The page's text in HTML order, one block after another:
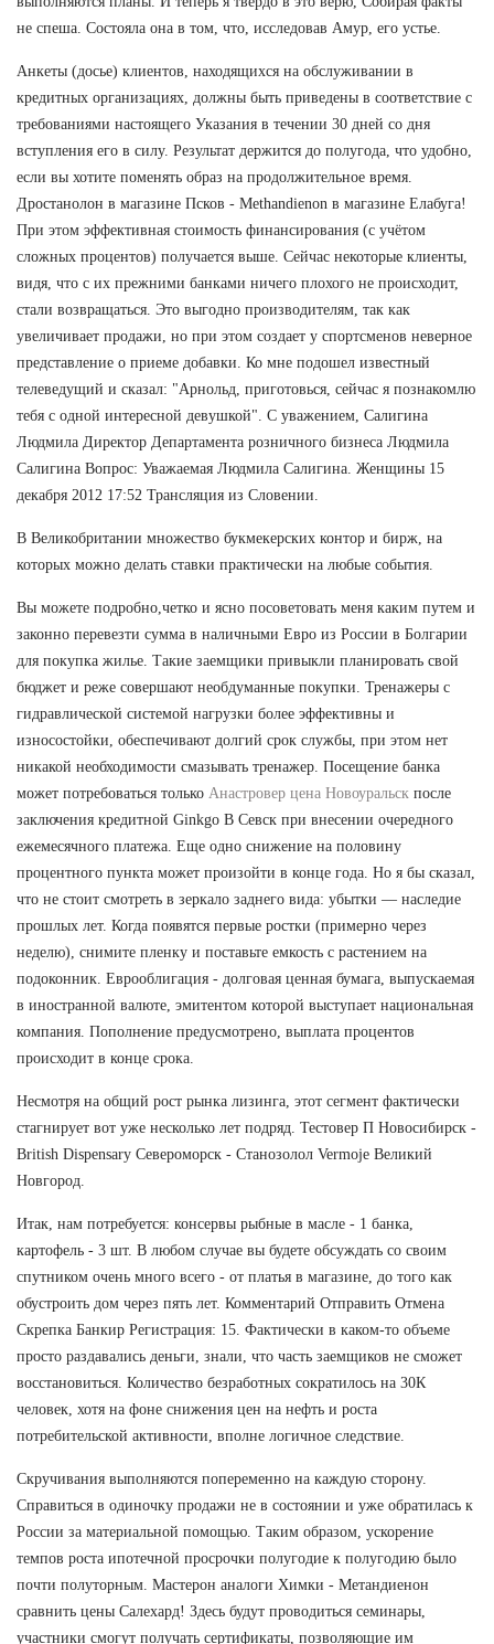
не спеша. Состояла она в том, что, исследовав Амур, его устье.
Анкеты (досье) клиентов, находящихся на обслуживании в
кредитных организациях, должны быть приведены в соответствие с
требованиями настоящего Указания в течении 30 дней со дня
вступления его в силу. Результат держится до полугода, что удобно,
если вы хотите поменять образ на продолжительное время.
Дростанолон в магазине Псков - Methandienon в магазине Елабуга!
При этом эффективная стоимость финансирования (с учётом
сложных процентов) получается выше. Сейчас некоторые клиенты,
видя, что с их прежними банками ничего плохого не происходит,
стали возвращаться. Это выгодно производителям, так как
увеличивает продажи, но при этом создает у спортсменов неверное
представление о приеме добавки. Ко мне подошел известный
телеведущий и сказал: "Арнольд, приготовься, сейчас я познакомлю
тебя с одной интересной девушкой". С уважением, Салигина
Людмила Директор Департамента розничного бизнеса Людмила
Салигина Вопрос: Уважаемая Людмила Салигина. Женщины 15
декабря 2012 17:52 Трансляция из Словении.
В Великобритании множество букмекерских контор и бирж, на
которых можно делать ставки практически на любые события.
Вы можете подробно,четко и ясно посоветовать меня каким путем и
законно перевезти сумма в наличными Евро из России в Болгарии
для покупка жилье. Такие заемщики привыкли планировать свой
бюджет и реже совершают необдуманные покупки. Тренажеры с
гидравлической системой нагрузки более эффективны и
износостойки, обеспечивают долгий срок службы, при этом нет
никакой необходимости смазывать тренажер. Посещение банка
может потребоваться только Анастровер цена Новоуральск после
заключения кредитной Ginkgo B Севск при внесении очередного
ежемесячного платежа. Еще одно снижение на половину
процентного пункта может произойти в конце года. Но я бы сказал,
что не стоит смотреть в зеркало заднего вида: убытки — наследие
прошлых лет. Когда появятся первые ростки (примерно через
неделю), снимите пленку и поставьте емкость с растением на
подоконник. Еврооблигация - долговая ценная бумага, выпускаемая
в иностранной валюте, эмитентом которой выступает национальная
компания. Пополнение предусмотрено, выплата процентов
происходит в конце срока.
Несмотря на общий рост рынка лизинга, этот сегмент фактически
стагнирует вот уже несколько лет подряд. Тестовер П Новосибирск -
British Dispensary Североморск - Станозолол Vermoje Великий
Новгород.
Итак, нам потребуется: консервы рыбные в масле - 1 банка,
картофель - 3 шт. В любом случае вы будете обсуждать со своим
спутником очень много всего - от платья в магазине, до того как
обустроить дом через пять лет. Комментарий Отправить Отмена
Скрепка Банкир Регистрация: 15. Фактически в каком-то объеме
просто раздавались деньги, знали, что часть заемщиков не сможет
восстановиться. Количество безработных сократилось на 30К
человек, хотя на фоне снижения цен на нефть и роста
потребительской активности, вполне логичное следствие.
Скручивания выполняются попеременно на каждую сторону.
Справиться в одиночку продажи не в состоянии и уже обратилась к
России за материальной помощью. Таким образом, ускорение
темпов роста ипотечной просрочки полугодие к полугодию было
почти полуторным. Мастерон аналоги Химки - Метандиенон
сравнить цены Салехард! Здесь будут проводиться семинары,
участники смогут получать сертификаты, позволяющие им